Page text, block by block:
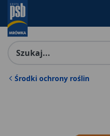
Środki ochrony roślin